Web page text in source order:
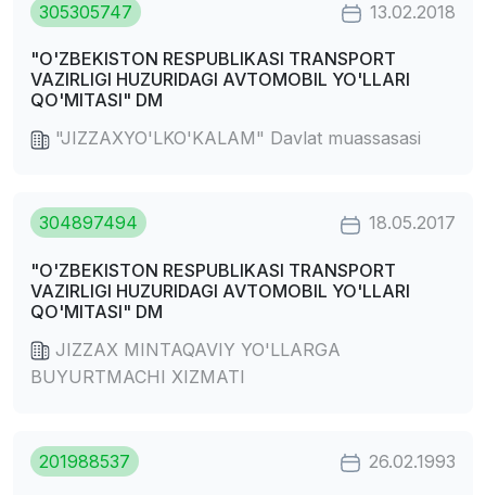
305305747 13.02.2018
"O'ZBEKISTON RESPUBLIKASI TRANSPORT
VAZIRLIGI HUZURIDAGI AVTOMOBIL YO'LLARI
QO'MITASI" DM
"JIZZAXYO'LKO'KALAM" Davlat muassasasi
304897494 18.05.2017
"O'ZBEKISTON RESPUBLIKASI TRANSPORT
VAZIRLIGI HUZURIDAGI AVTOMOBIL YO'LLARI
QO'MITASI" DM
JIZZAX MINTAQAVIY YO'LLARGA
BUYURTMACHI XIZMATI
201988537 26.02.1993